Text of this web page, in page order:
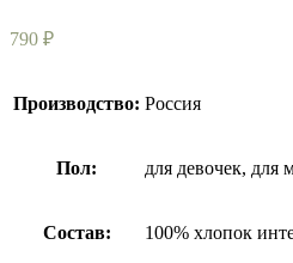
790 ₽
Производство: Россия
Пол: для девочек, для
Состав: 100% хлопок